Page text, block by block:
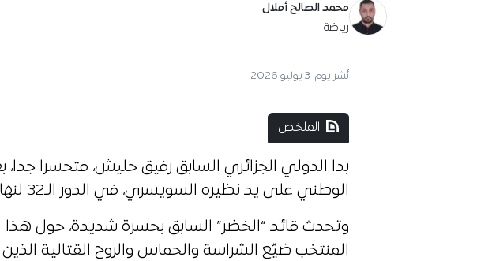
محمد الصالح أملال
رياضة
نُشر يوم: 3 يوليو 2026
الملخص
بدا الدولي الجزائري السابق رفيق حليش، متحسرا جدا،
الوطني على يد نظيره السويسري، في الدور الـ32 لنهائيات كأس العالم 2026.
وتحدث قائد “الخضر” السابق بحسرة شديدة، حول هذا
المنتخب ضيّع الشراسة والحماس والروح القتالية